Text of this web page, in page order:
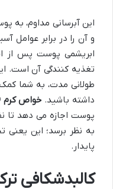
این آبرسانی مداوم، به
و آن را در برابر عوامل
ابریشمی پوست پس از
تغذیه کنندگی آن است.
طولانی مدت، به شما
داشته باشید. خواص کرم Noreva Noveane 3D
پوست اجازه می دهد تا
به نظر برسد؛ این یعنی
پایدار.
کالبدشکافی